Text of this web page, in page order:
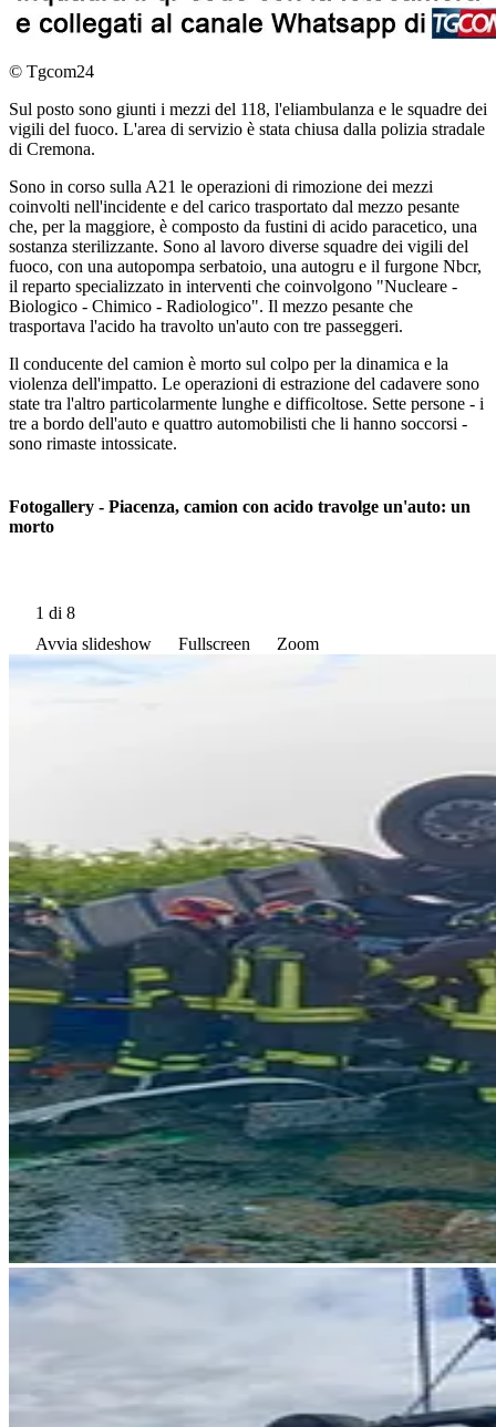
© Tgcom24
Sul posto sono giunti i mezzi del 118, l'eliambulanza e le squadre dei
vigili del fuoco. L'area di servizio è stata chiusa dalla polizia stradale
di Cremona.
Sono in corso sulla A21 le operazioni di rimozione dei mezzi
coinvolti nell'incidente e del carico trasportato dal mezzo pesante
che, per la maggiore, è composto da fustini di acido paracetico, una
sostanza sterilizzante. Sono al lavoro diverse squadre dei vigili del
fuoco, con una autopompa serbatoio, una autogru e il furgone Nbcr,
il reparto specializzato in interventi che coinvolgono "Nucleare -
Biologico - Chimico - Radiologico". Il mezzo pesante che
trasportava l'acido ha travolto un'auto con tre passeggeri.
Il conducente del camion è morto sul colpo per la dinamica e la
violenza dell'impatto. Le operazioni di estrazione del cadavere sono
state tra l'altro particolarmente lunghe e difficoltose. Sette persone - i
tre a bordo dell'auto e quattro automobilisti che li hanno soccorsi -
sono rimaste intossicate.
Fotogallery - Piacenza, camion con acido travolge un'auto: un
morto
1 di 8
Avvia slideshow
Fullscreen Zoom